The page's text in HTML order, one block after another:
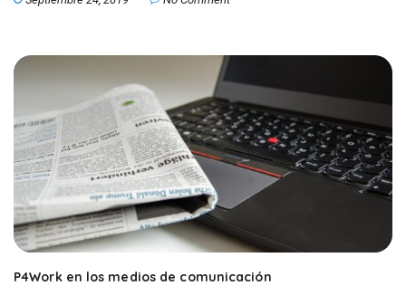
P4Work en los medios de comunicación